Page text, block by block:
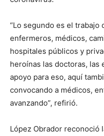
“Lo segundo es el trabajo
enfermeros, médicos,
hospitales públicos y
heroínas las doctoras, las
apoyo para eso, aquí
convocando a médicos,
avanzando”, refirió.
López Obrador reconoció